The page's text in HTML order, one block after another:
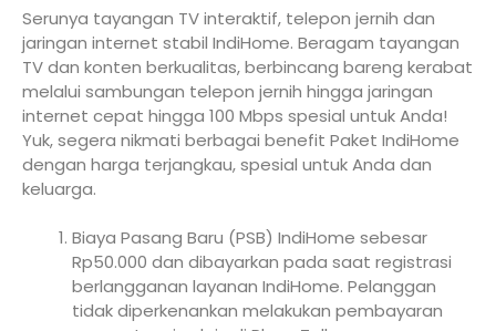
Serunya tayangan TV interaktif, telepon jernih dan
jaringan internet stabil IndiHome. Beragam tayangan
TV dan konten berkualitas, berbincang bareng kerabat
melalui sambungan telepon jernih hingga jaringan
internet cepat hingga 100 Mbps spesial untuk Anda!
Yuk, segera nikmati berbagai benefit Paket IndiHome
dengan harga terjangkau, spesial untuk Anda dan
keluarga.
Biaya Pasang Baru (PSB) IndiHome sebesar
Rp50.000 dan dibayarkan pada saat registrasi
berlangganan layanan IndiHome. Pelanggan
tidak diperkenankan melakukan pembayaran